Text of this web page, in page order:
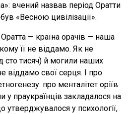
вчений назвав період Оратти
«Весною цивілізації».
— країна орачів — наша
її не віддамо. Як не
сто тисяч) й могили наших
віддамо свої серця. І про
про менталітет оріїв
у праукраїнців закладалося на
утверджувалося у психології,